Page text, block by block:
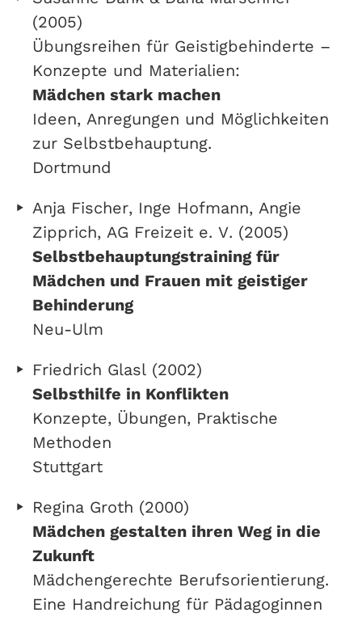
(2005)
Übungsreihen für Geistigbehinderte –
Konzepte und Materialien:
Mädchen stark machen
Ideen, Anregungen und Möglichkeiten
zur Selbstbehauptung.
Dortmund
Anja Fischer, Inge Hofmann, Angie
Zipprich, AG Freizeit e. V. (2005)
Selbstbehauptungstraining für
Mädchen und Frauen mit geistiger
Behinderung
Neu-Ulm
Friedrich Glasl (2002)
Selbsthilfe in Konflikten
Konzepte, Übungen, Praktische
Methoden
Stuttgart
Regina Groth (2000)
Mädchen gestalten ihren Weg in die
Zukunft
Mädchengerechte Berufsorientierung.
Eine Handreichung für Pädagoginnen